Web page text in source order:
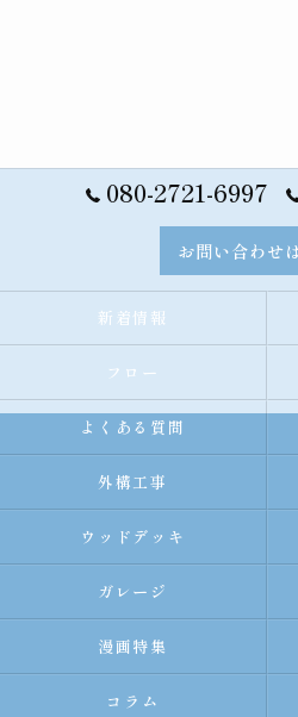
080-2721-6997
お問い合わせ
新着情報
フロー
よくある質問
外構工事
ウッドデッキ
ガレージ
漫画特集
コラム